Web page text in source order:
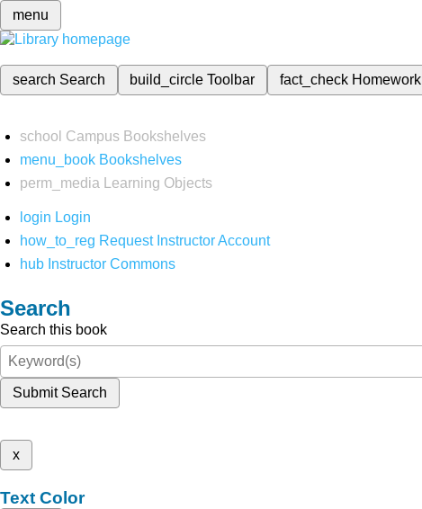
menu
search Search build_circleToolbar fact_check Homework
school Campus Bookshelves
menu_book Bookshelves
perm_media
Learning Objects
login Login
how_to_reg Request Instructor Account
hub Instructor Commons
Search
Search this book
Submit Search
x
Text Color